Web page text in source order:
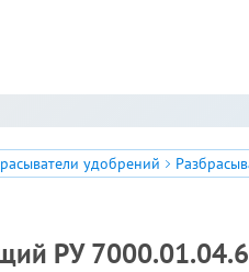
удобрений
РУ